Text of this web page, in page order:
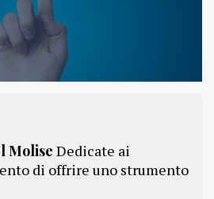
Molise Dedicate ai
di offrire uno strumento